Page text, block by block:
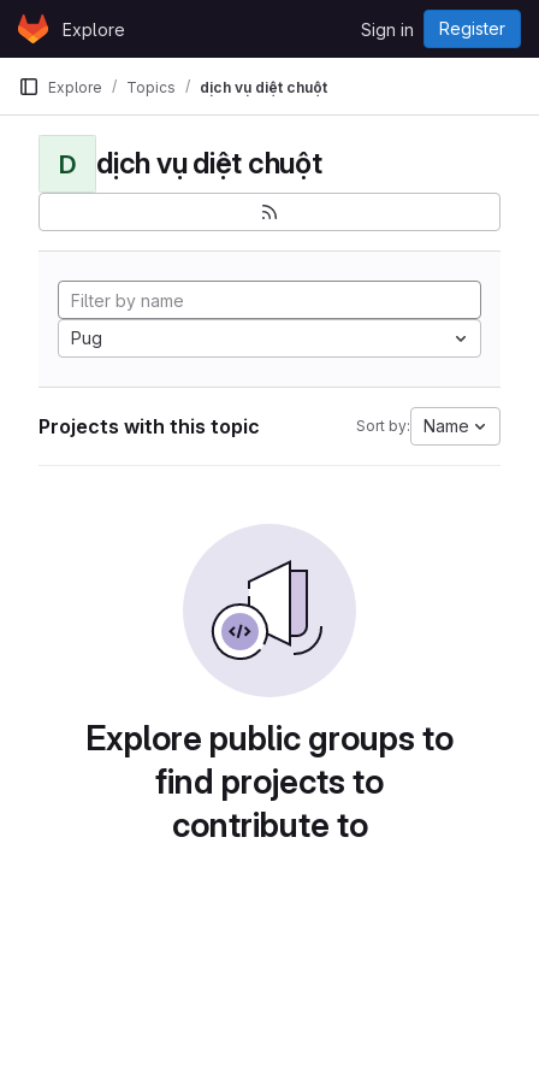
Skip to content
GitLabExplore Sign in Register
Explore Topics dịch vụ diệt chuột
D dịch vụ diệt chuột
Pug
Projects with this topic Sort by: Name
Explore public groups to
find projects to
contribute to